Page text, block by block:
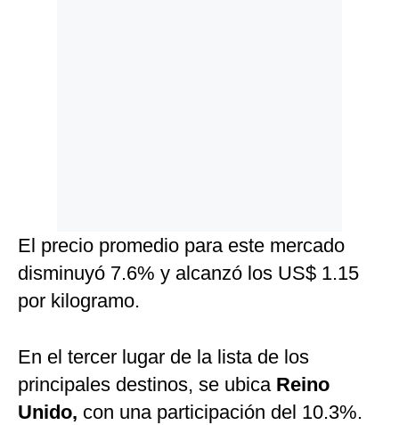
El precio promedio para este mercado
disminuyó 7.6% y alcanzó los US$ 1.15
por kilogramo.
En el tercer lugar de la lista de los
principales destinos, se ubica Reino
Unido, con una participación del 10.3%.